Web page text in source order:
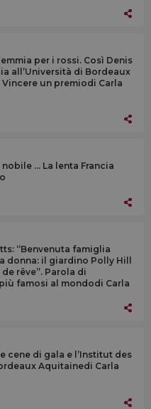
per i rossi. Così Denis
all’Università di Bordeaux
un premiodi Carla
… La lenta Francia
“Benvenuta famiglia
donna: il giardino Polly Hill
rêve”. Parola di
famosi al mondodi Carla
cene di gala e l’Institut des
Aquitainedi Carla